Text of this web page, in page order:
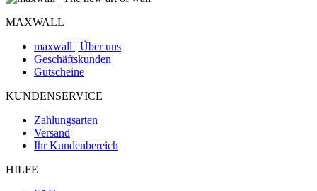
MAXWALL
maxwall | Über uns
Geschäftskunden
Gutscheine
KUNDENSERVICE
Zahlungsarten
Versand
Ihr Kundenbereich
HILFE